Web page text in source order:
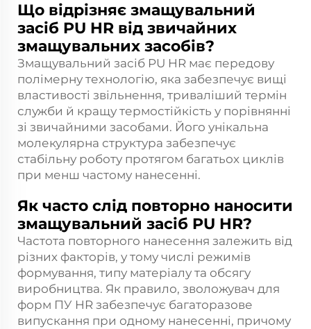
Що відрізняє змащувальний
засіб PU HR від звичайних
змащувальних засобів?
Змащувальний засіб PU HR має передову
полімерну технологію, яка забезпечує вищі
властивості звільнення, триваліший термін
служби й кращу термостійкість у порівнянні
зі звичайними засобами. Його унікальна
молекулярна структура забезпечує
стабільну роботу протягом багатьох циклів
при менш частому нанесенні.
Як часто слід повторно наносити
змащувальний засіб PU HR?
Частота повторного нанесення залежить від
різних факторів, у тому числі режимів
формування, типу матеріалу та обсягу
виробництва. Як правило, зволожувач для
форм ПУ HR забезпечує багаторазове
випускання при одному нанесенні, причому